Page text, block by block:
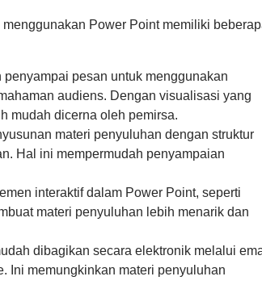
Power Point memiliki
pesan untuk menggunakan
audiens. Dengan visualisasi yang
mudah dicerna oleh pemirsa.
materi penyuluhan dengan struktur
Hal ini mempermudah penyampaian
interaktif dalam Power Point, seperti
materi penyuluhan lebih menarik dan
dibagikan secara elektronik melalui
Ini memungkinkan materi penyuluhan